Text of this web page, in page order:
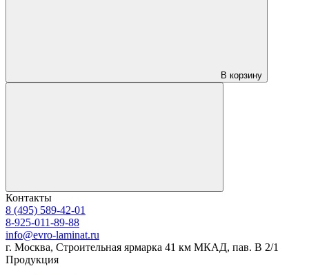
В корзину
Контакты
8 (495) 589-42-01
8-925-011-89-88
info@evro-laminat.ru
г. Москва, Строительная ярмарка 41 км МКАД, пав. В 2/1
Продукция